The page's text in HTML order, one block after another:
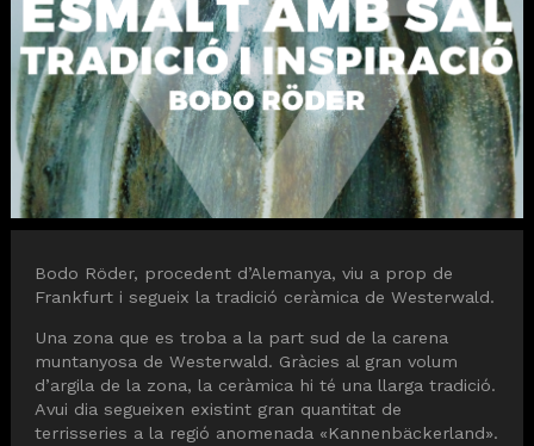
Diapositiva 1 de 1
Bodo Röder, procedent d’Alemanya, viu a prop de
Frankfurt i segueix la tradició ceràmica de Westerwald.
Una zona que es troba a la part sud de la carena
muntanyosa de Westerwald. Gràcies al gran volum
d’argila de la zona, la ceràmica hi té una llarga tradició.
Avui dia segueixen existint gran quantitat de
terrisseries a la regió anomenada «Kannenbäckerland».